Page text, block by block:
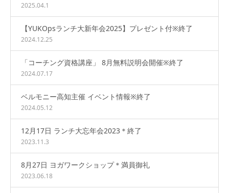
2025.04.1
【YUKOpsランチ大新年会2025】プレゼント付※終了
2024.12.25
「コーチング資格講座」 8月無料説明会開催※終了
2024.07.17
ベルモニー高知主催 イベント情報※終了
2024.05.12
12月17日 ランチ大忘年会2023＊終了
2023.11.3
8月27日 ヨガワークショップ＊満員御礼
2023.06.18